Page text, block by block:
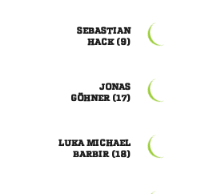

 

 
 
 